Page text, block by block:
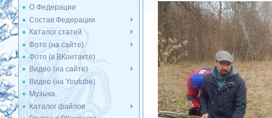
О Федерации
Состав Федерации
Каталог статей
Фото (на сайте)
Фото (в ВКонтакте)
Видео (на сайте)
Видео (на Youtube)
Музыка
Каталог файлов